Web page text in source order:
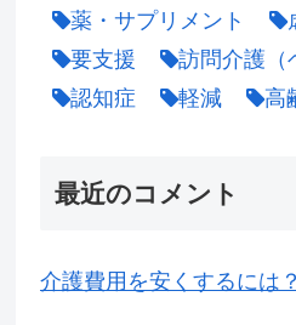
薬・サプリメント
要支援
訪問介護（
認知症
軽減 高
最近のコメント
介護費用を安くするには？